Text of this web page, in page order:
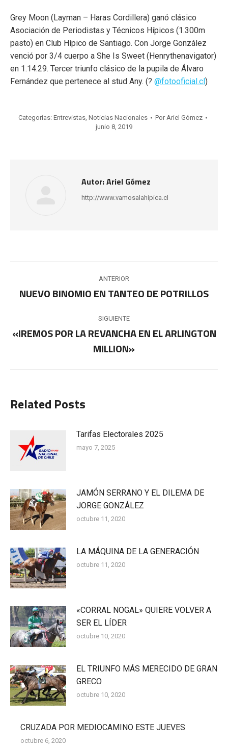
Grey Moon (Layman – Haras Cordillera) ganó clásico
Asociación de Periodistas y Técnicos Hípicos (1.300m
pasto) en Club Hípico de Santiago. Con Jorge González
venció por 3/4 cuerpo a She Is Sweet (Henrythenavigator)
en 1.14.29. Tercer triunfo clásico de la pupila de Álvaro
Fernández que pertenece al stud Any. (? @fotooficial.cl)
Categorías: Entrevistas, Noticias Nacionales PorAriel Gómez
junio 8, 2019
Autor:Ariel Gómez
http://www.vamosalahipica.cl
entre
publicaciones
ANTERIOR
Publicación
NUEVO BINOMIO EN TANTEO DE POTRILLOS
SIGUIENTE
siguiente:
«IREMOS POR LA REVANCHA EN EL ARLINGTON
MILLION»
Related Posts
Tarifas Electorales 2025
mayo 7, 2025
JAMÓN SERRANO Y EL DILEMA DE
JORGE GONZÁLEZ
octubre 11, 2020
LA MÁQUINA DE LA GENERACIÓN
octubre 11, 2020
«CORRAL NOGAL» QUIERE VOLVER A
SER EL LÍDER
octubre 10, 2020
EL TRIUNFO MÁS MERECIDO DE GRAN
GRECO
octubre 10, 2020
CRUZADA POR MEDIOCAMINO ESTE JUEVES
octubre 6, 2020